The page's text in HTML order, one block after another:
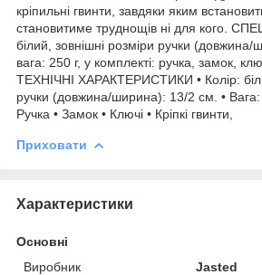
кріпильні гвинти, завдяки яким
становитиме труднощів ні для кого.
білий, зовнішні розміри ручки
вага: 250 г, у комплекті: ручка, замок,
ТЕХНІЧНІ ХАРАКТЕРИСТИКИ • Колір:
ручки (довжина/ширина): 13/2 см. •
Ручка • Замок • Ключі • Кріпкі гвинти,
Приховати
Характеристики
Основні
Виробник
Jasted